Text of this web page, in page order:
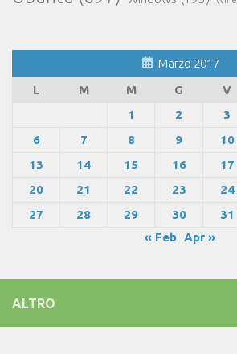
Marzo 2017
L
M M G V
1
2 3
6
7 8 9 10
13
14 15 16 17
20
21 22 23 24
27
28 29 30
31
« Feb Apr »
ALTRO